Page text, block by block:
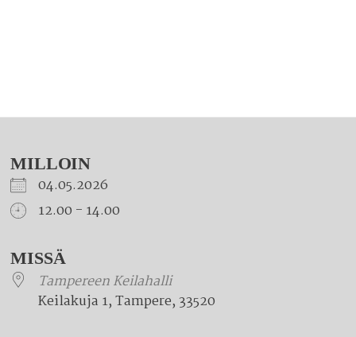
MILLOIN
04.05.2026
12.00 - 14.00
Download ICS
MISSÄ
Tampereen Keilahalli
Keilakuja 1, Tampere, 33520